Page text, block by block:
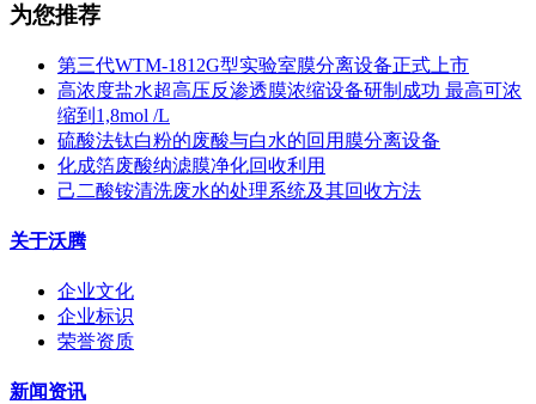
为您推荐
第三代WTM-1812G型实验室膜分离设备正式上市
高浓度盐水超高压反渗透膜浓缩设备研制成功 最高可浓
缩到1,8mol /L
硫酸法钛白粉的废酸与白水的回用膜分离设备
化成箔废酸纳滤膜净化回收利用
己二酸铵清洗废水的处理系统及其回收方法
关于沃腾
企业文化
企业标识
荣誉资质
新闻资讯